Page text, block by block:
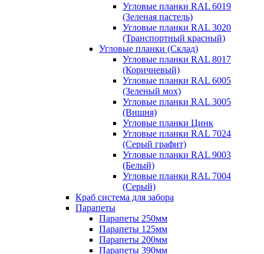
Угловые планки RAL 6019
(Зеленая пастель)
Угловые планки RAL 3020
(Транспортный красный)
Угловые планки (Склад)
Угловые планки RAL 8017
(Коричневый)
Угловые планки RAL 6005
(Зеленый мох)
Угловые планки RAL 3005
(Вишня)
Угловые планки Цинк
Угловые планки RAL 7024
(Серый графит)
Угловые планки RAL 9003
(Белый)
Угловые планки RAL 7004
(Серый)
Краб система для забора
Парапеты
Парапеты 250мм
Парапеты 125мм
Парапеты 200мм
Парапеты 390мм